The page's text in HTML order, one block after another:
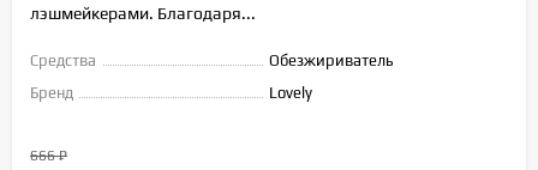
лэшмейкерами. Благодаря...
Средства
Обезжириватель
Бренд
Lovely
666₽